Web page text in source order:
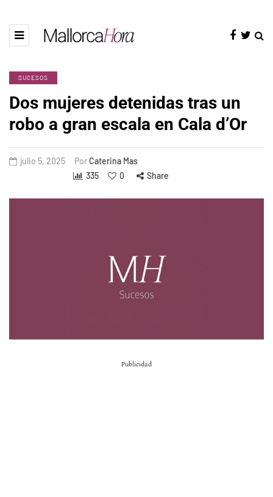
SUCESOS
Dos mujeres detenidas tras un
robo a gran escala en Cala d’Or
julio 5, 2025 PorCaterina Mas
335
0 Share
Publicidad